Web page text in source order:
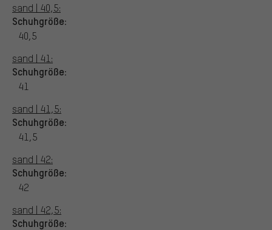
sand | 40,5:
Schuhgröße:
40,5
sand | 41:
Schuhgröße:
41
sand | 41,5:
Schuhgröße:
41,5
sand | 42:
Schuhgröße:
42
sand | 42,5:
Schuhgröße: